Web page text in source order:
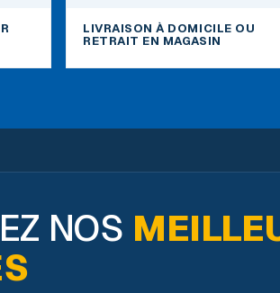
LIVRAISON À DOMICILE OU
RETRAIT EN MAGASIN
NOS